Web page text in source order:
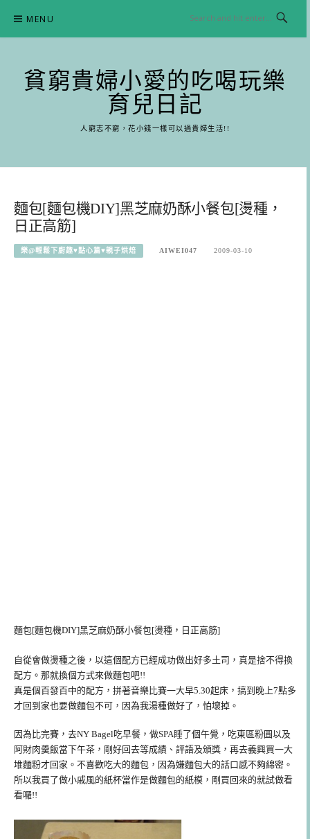
content
MENU
貧窮貴婦小愛的吃喝玩樂
育兒日記
人窮志不窮，花小錢一樣可以過貴婦生活!!
麵包[麵包機DIY]黑芝麻奶酥小餐包[燙種，
日正高筋]
樂@輕鬆下廚趣♥點心篇♥親子烘焙 AIWEI047 2009-03-10
麵包[麵包機DIY]黑芝麻奶酥小餐包[燙種，日正高筋]
自從會做燙種之後，以這個配方已經成功做出好多土司，真是捨不得換
配方。那就換個方式來做麵包吧!!
真是個百發百中的配方，拼著音樂比賽一大早5.30起床，搞到晚上7點多
才回到家也要做麵包不可，因為我湯種做好了，怕壞掉。
因為比完賽，去NY Bagel吃早餐，做SPA睡了個午覺，吃東區粉圓以及
阿財肉羹飯當下午茶，剛好回去等成績、評語及頒獎，再去義興買一大
堆麵粉才回家。不喜歡吃大的麵包，因為嫌麵包大的話口感不夠綿密。
所以我買了做小戚風的紙杯當作是做麵包的紙模，剛買回來的就試做看
看囉!!